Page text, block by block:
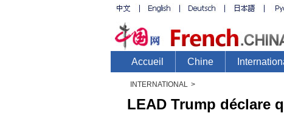
INTERNATIONAL >
LEAD Trump déclare